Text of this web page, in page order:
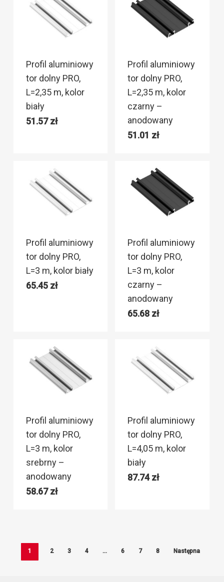
Profil aluminiowy
tor dolny PRO,
L=2,35 m, kolor
biały
51.57zł
Profil aluminiowy
tor dolny PRO,
L=2,35 m, kolor
czarny –
anodowany
51.01 zł
Profil aluminiowy
tor dolny PRO,
L=3 m, kolor biały
65.45 zł
Profil aluminiowy
tor dolny PRO,
L=3 m, kolor
czarny –
anodowany
65.68 zł
Profil aluminiowy
tor dolny PRO,
L=3 m, kolor
srebrny –
anodowany
58.67zł
Profil aluminiowy
tor dolny PRO,
L=4,05 m, kolor
biały
87.74zł
1 2 3 4 … 6 7 8 Następna